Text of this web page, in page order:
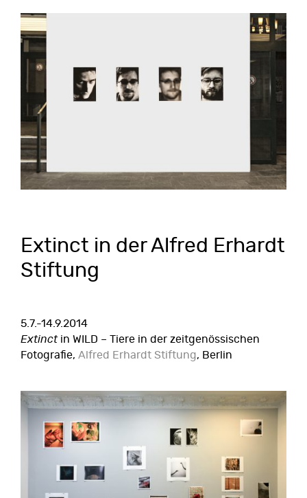
Extinct in der Alfred Erhardt
Stiftung
5.7.-14.9.2014
Extinctin WILD – Tiere in der zeitgenössischen
Fotografie, Alfred Erhardt Stiftung, Berlin